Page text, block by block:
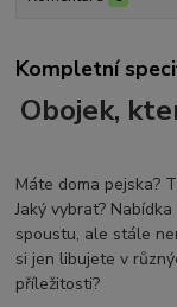
Kompletní
Obojek,
Máte doma pejska?
Jaký vybrat?
spoustu, ale stále
si jen libujete v
příležitosti?